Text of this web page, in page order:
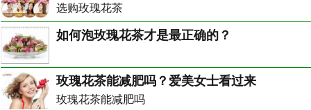
选购玫瑰花茶
如何泡玫瑰花茶才是最正确的？
玫瑰花茶能减肥吗？爱美女士看过来
玫瑰花茶能减肥吗